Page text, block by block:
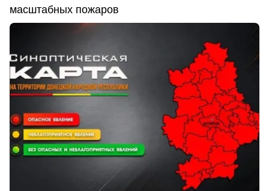
масштабных пожаров